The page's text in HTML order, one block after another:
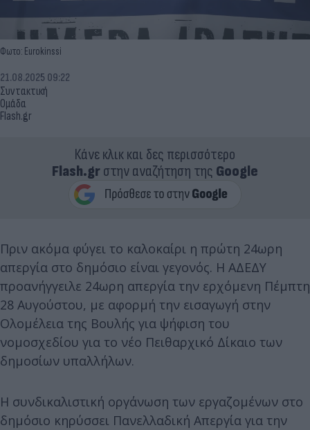
Φωτο: Eurokinssi
Συντακτική
Ομάδα
Flash.gr
21.08.2025 09:22
Κάνε κλικ και δες περισσότερο
Flash.grστην αναζήτηση της Google
Πριν ακόμα φύγει το καλοκαίρι η πρώτη 24ωρη
απεργία στο δημόσιο είναι γεγονός. Η ΑΔΕΔΥ
προανήγγειλε 24ωρη απεργία την ερχόμενη Πέμπτη
28 Αυγούστου, με αφορμή την εισαγωγή στην
Ολομέλεια της Βουλής για ψήφιση του
νομοσχεδίου για το νέο Πειθαρχικό Δίκαιο των
δημοσίων υπαλλήλων.
Η συνδικαλιστική οργάνωση των εργαζομένων στο
δημόσιο κηρύσσει Πανελλαδική Απεργία για την